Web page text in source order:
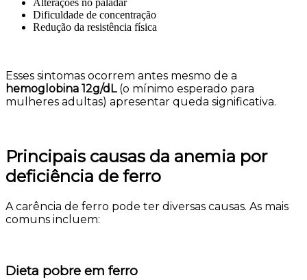
Dificuldade de concentração
Redução da resistência física
Esses sintomas ocorrem antes mesmo de a
hemoglobina 12g/dL(o mínimo esperado para
mulheres adultas) apresentar queda significativa.
Principais causas da anemia por
deficiência de ferro
A carência de ferro pode ter diversas causas. As mais
comuns incluem:
Dieta pobre em ferro